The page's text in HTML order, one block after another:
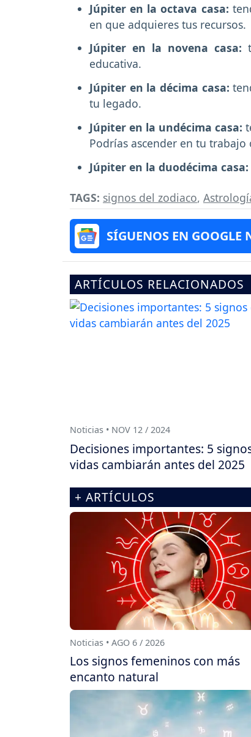
Júpiter en la octava casa:
en que adquieres tus recursos.
Júpiter en la novena casa:
educativa.
Júpiter en la décima casa:
tu legado.
Júpiter en la undécima casa:
Podrías ascender en tu
Júpiter en la duodécima casa:
TAGS: signos del zodiaco,
SÍGUENOS EN GOOGLE
ARTÍCULOS RELACIONADOS
Noticias • NOV 12 / 2024
Decisiones importantes: 5
vidas cambiarán antes del 2025
+ ARTÍCULOS
Noticias • AGO 6 / 2026
Los signos femeninos con más
encanto natural